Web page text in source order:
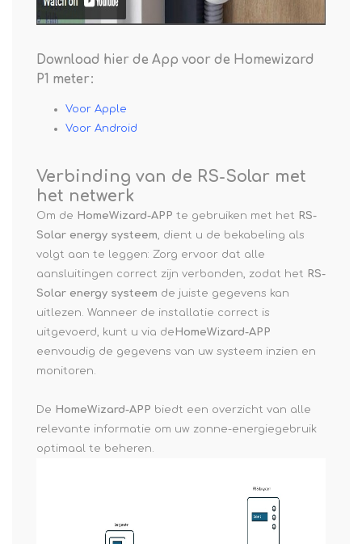
Download hier de App voor de Homewizard
P1 meter:
Voor Apple
Voor Android
Verbinding van de RS-Solar met
het netwerk
Om de HomeWizard-APP te gebruiken met het RS-
Solar energy systeem, dient u de bekabeling als
volgt aan te leggen: Zorg ervoor dat alle
aansluitingen correct zijn verbonden, zodat het RS-
Solar energy systeem de juiste gegevens kan
uitlezen. Wanneer de installatie correct is
uitgevoerd, kunt u via de HomeWizard-APP
eenvoudig de gegevens van uw systeem inzien en
monitoren.
De HomeWizard-APP biedt een overzicht van alle
relevante informatie om uw zonne-energiegebruik
optimaal te beheren.